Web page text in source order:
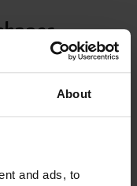
About
and ads, to